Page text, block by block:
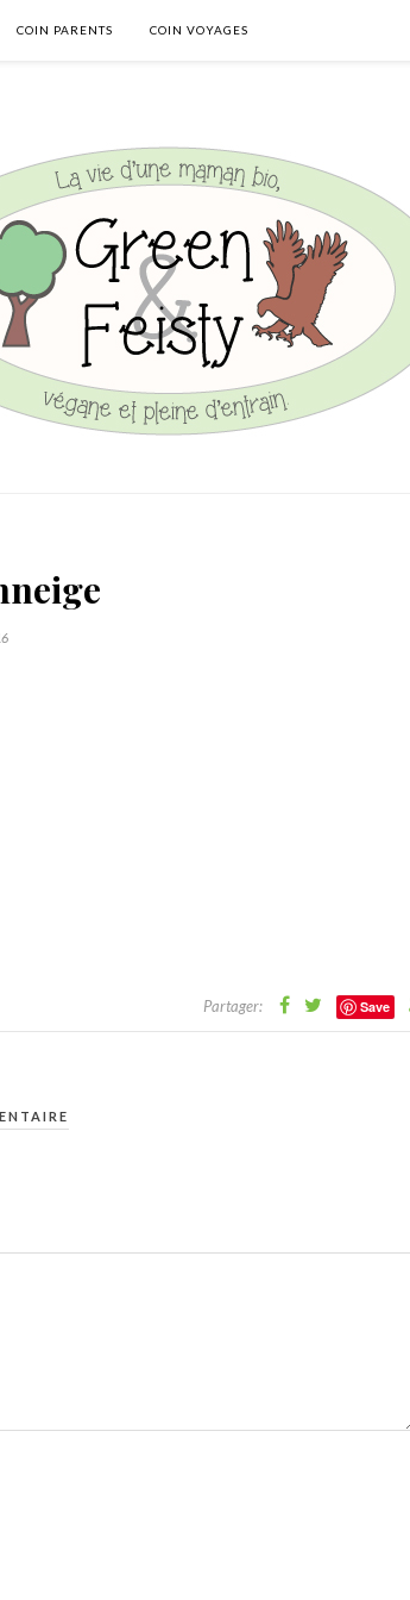
COIN PARENTS COIN VOYAGES
Partager: Save